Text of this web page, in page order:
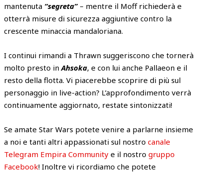
mantenuta “segreta” – mentre il Moff richiederà e
otterrà misure di sicurezza aggiuntive contro la
crescente minaccia mandaloriana.
I continui rimandi a Thrawn suggeriscono che tornerà
molto presto inAhsoka, e con lui anche Pallaeon e il
resto della flotta. Vi piacerebbe scoprire di più sul
personaggio in live-action? L’approfondimento verrà
continuamente aggiornato, restate sintonizzati!
Se amate Star Wars potete venire a parlarne insieme
a noi e tanti altri appassionati sul nostrocanale
Telegram Empira Community e il nostrogruppo
Facebook! Inoltre vi ricordiamo che potete